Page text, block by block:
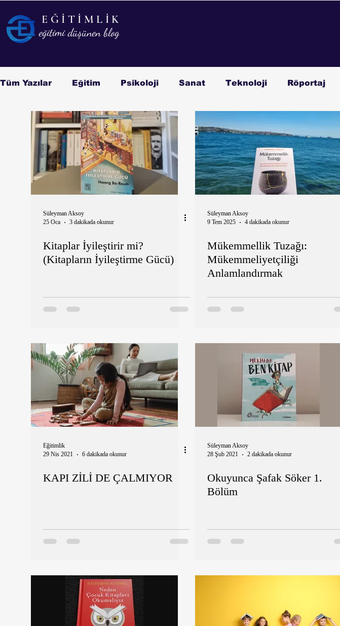
EĞİTİMLİK
eğitimi düşünen blog
Tüm Yazılar Eğitim Psikoloji Sanat Teknoloji Röportaj
Kitap/Film Biyografi
Süleyman Aksoy
25 Oca
3 dakikada okunur
Kitaplar İyileştirir mi?
(Kitapların İyileştirme Gücü)
Süleyman Aksoy
9 Tem 2025
4 dakikada okunur
Mükemmellik Tuzağı:
Mükemmeliyetçiliği
Anlamlandırmak
Eğitimlik
29 Nis 2021
6 dakikada okunur
KAPI ZİLİ DE ÇALMIYOR
Süleyman Aksoy
28 Şub 2021
2 dakikada okunur
Okuyunca Şafak Söker 1.
Bölüm
EĞİTİMLİK
eğitimi düşünen blog